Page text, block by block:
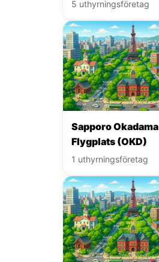
5 uthyrningsföretag
Sapporo Okadama
Flygplats (OKD)
1 uthyrningsföretag